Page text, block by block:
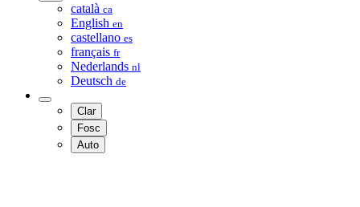
català ca
English en
castellano es
français fr
Nederlands nl
Deutsch de
Clar
Fosc
Auto